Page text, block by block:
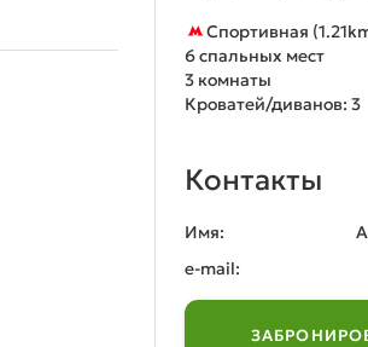
Спортивная
6 спальных мест
3 комнаты
Кроватей/диванов: 3
Контакты
Имя:
e-mail: